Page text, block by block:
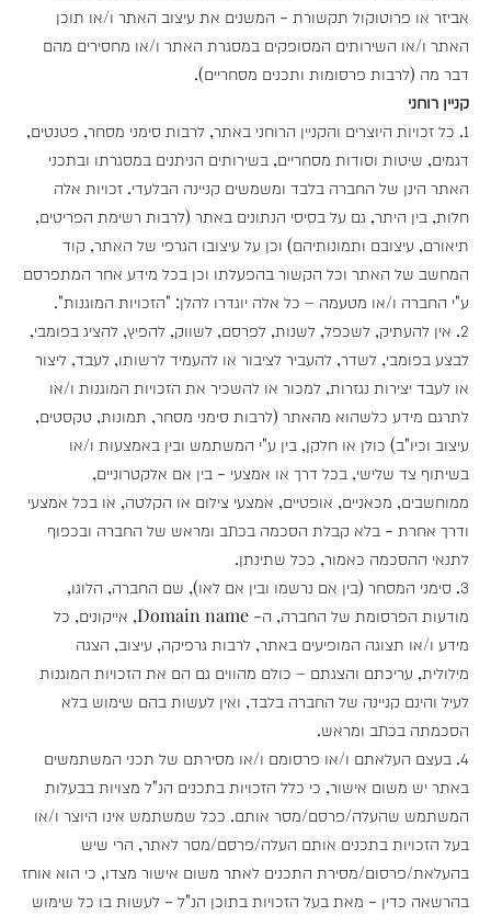
אביזר או פרוטוקול תקשורת - המשנים את עיצוב האתר ו/או תוכן
האתר ו/או השירותים המסופקים במסגרת האתר ו/או מחסירים מהם
דבר מה (לרבות פרסומות ותכנים מסחריים).
קניין רוחני
1. כל זכויות היוצרים והקניין הרוחני באתר, לרבות סימני מסחר, פטנטים,
דגמים, שיטות וסודות מסחריים, בשירותים הניתנים במסגרתו ובתכני
האתר הינן של החברה בלבד ומשמשים קניינה הבלעדי. זכויות אלה
חלות, בין היתר, גם על בסיסי הנתונים באתר (לרבות רשימת הפריטים,
תיאורם, עיצובם ותמונותיהם) וכן על עיצובו הגרפי של האתר, קוד
המחשב של האתר וכל הקשור בהפעלתו וכן בכל מידע אחר המתפרסם
ע"י החברה ו/או מטעמה – כל אלה יוגדרו להלן: "הזכויות המוגנות".
2. אין להעתיק, לשכפל, לשנות, לפרסם, לשווק, להפיץ, להציג בפומבי,
לבצע בפומבי, לשדר, להעביר לציבור או להעמיד לרשותו, לעבד, ליצור
או לעבד יצירות נגזרות, למכור או להשכיר את הזכויות המוגנות ו/או
לתרגם מידע כלשהוא מהאתר (לרבות סימני מסחר, תמונות, טקסטים,
עיצוב וכיו"ב) כולן או חלקן, בין ע"י המשתמש ובין באמצעות ו/או
בשיתוף צד שלישי, בכל דרך או אמצעי - בין אם אלקטרוניים,
ממוחשבים, מכאניים, אופטיים, אמצעי צילום או הקלטה, או בכל אמצעי
ודרך אחרת - בלא קבלת הסכמה בכתב ומראש של החברה ובכפוף
לתנאי ההסכמה כאמור, ככל שתינתן.
3. סימני המסחר (בין אם נרשמו ובין אם לאו), שם החברה, הלוגו,
מודעות הפרסומת של החברה, ה- Domain name, אייקונים, כל
מידע ו/או תצוגה המופיעים באתר, לרבות גרפיקה, עיצוב, הצגה
מילולית, עריכתם והצגתם – כולם מהווים גם הם את הזכויות המוגנות
לעיל והינם קניינה של החברה בלבד, ואין לעשות בהם שימוש בלא
הסכמתה בכתב ומראש.
4. בעצם העלאתם ו/או פרסומם ו/או מסירתם של תכני המשתמשים
באתר יש משום אישור, כי כלל הזכויות בתכנים הנ"ל מצויות בבעלות
המשתמש שהעלה/פרסם/מסר אותם. ככל שמשתמש אינו היוצר ו/או
בעל הזכויות בתכנים אותם העלה/פרסם/מסר לאתר, הרי שיש
בהעלאת/פרסום/מסירת התכנים לאתר משום אישור מצדו, כי הוא אוחז
בהרשאה כדין - מאת בעל הזכויות בתוכן הנ"ל - לעשות בו כל שימוש